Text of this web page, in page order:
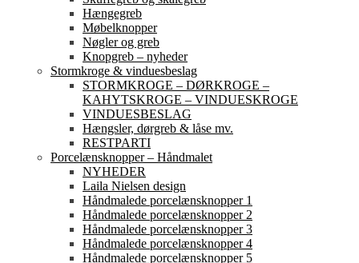
Hængegreb
Møbelknopper
Nøgler og greb
Knopgreb – nyheder
Stormkroge & vinduesbeslag
STORMKROGE – DØRKROGE –
KAHYTSKROGE – VINDUESKROGE
VINDUESBESLAG
Hængsler, dørgreb & låse mv.
RESTPARTI
Porcelænsknopper – Håndmalet
NYHEDER
Laila Nielsen design
Håndmalede porcelænsknopper 1
Håndmalede porcelænsknopper 2
Håndmalede porcelænsknopper 3
Håndmalede porcelænsknopper 4
Håndmalede porcelænsknopper 5